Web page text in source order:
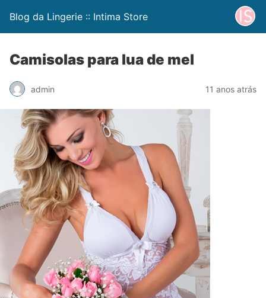
Blog da Lingerie :: Intima Store
Camisolas para lua de mel
admin 11 anos atrás